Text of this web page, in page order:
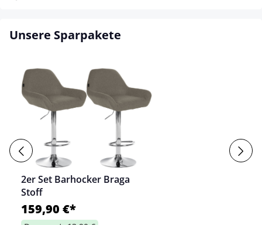
Unsere Sparpakete
2er Set Barhocker Braga
Stoff
159,90 €*